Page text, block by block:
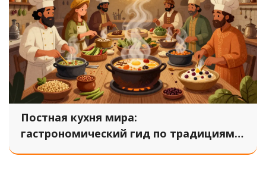
Постная кухня мира:
гастрономический гид по традициям